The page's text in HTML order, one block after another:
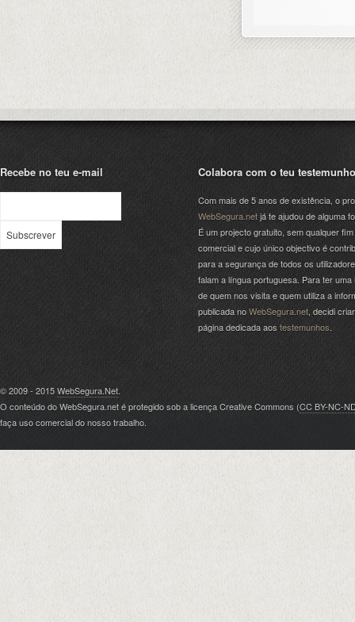
Recebe no teu e-mail Colabora com o teu testemunho
Com mais de 5 anos de existência, o
WebSegura.netjá te ajudou de alguma
É um projecto gratuito, sem qualquer fim
comercial e cujo único objectivo é
para a segurança de todos os
falam a língua portuguesa. Para ter uma
de quem nos visita e quem utiliza a
publicada noWebSegura.net , decidi
página dedicada aos testemunhos
© 2009 - 2015WebSegura.Net.
O conteúdo do WebSegura.net é protegido sob a licença Creative Commons (CC BY-NC-
faça uso comercial do nosso trabalho.